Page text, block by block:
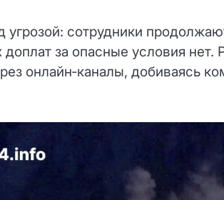
угрозой: сотрудники
за опасные условия нет.
онлайн‑каналы, добиваясь